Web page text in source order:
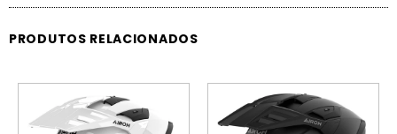
PRODUTOS RELACIONADOS